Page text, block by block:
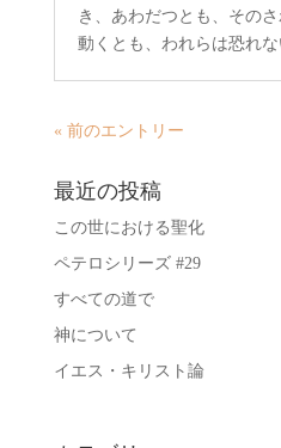
き、あわだつとも、その
動くとも、われらは恐れ
« 前のエントリー
最近の投稿
この世における聖化
ペテロシリーズ #29
すべての道で
神について
イエス・キリスト論